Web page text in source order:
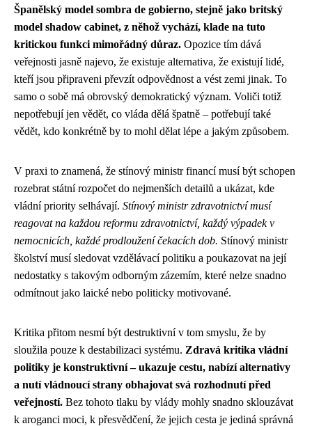
Španělský model sombra de gobierno, stejně jako britský
model shadow cabinet, z něhož vychází, klade na tuto
kritickou funkci mimořádný důraz. Opozice tím dává
veřejnosti jasně najevo, že existuje alternativa, že existují lidé,
kteří jsou připraveni převzít odpovědnost a vést zemi jinak. To
samo o sobě má obrovský demokratický význam. Voliči totiž
nepotřebují jen vědět, co vláda dělá špatně – potřebují také
vědět, kdo konkrétně by to mohl dělat lépe a jakým způsobem.
V praxi to znamená, že stínový ministr financí musí být schopen
rozebrat státní rozpočet do nejmenších detailů a ukázat, kde
vládní priority selhávají. Stínový ministr zdravotnictví musí
reagovat na každou reformu zdravotnictví, každý výpadek v
nemocnicích, každé prodloužení čekacích dob. Stínový ministr
školství musí sledovat vzdělávací politiku a poukazovat na její
nedostatky s takovým odborným zázemím, které nelze snadno
odmítnout jako laické nebo politicky motivované.
Kritika přitom nesmí být destruktivní v tom smyslu, že by
sloužila pouze k destabilizaci systému. Zdravá kritika vládní
politiky je konstruktivní – ukazuje cestu, nabízí alternativy
a nutí vládnoucí strany obhajovat svá rozhodnutí před
veřejností. Bez tohoto tlaku by vlády mohly snadno sklouzávat
k aroganci moci, k přesvědčení, že jejich cesta je jediná správná